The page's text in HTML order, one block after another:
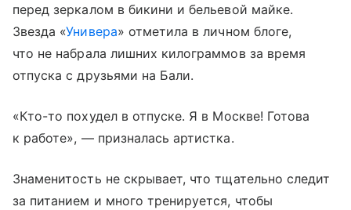
перед зеркалом в бикини и бельевой майке.
Звезда «Универа» отметила в личном блоге,
что не набрала лишних килограммов за время
отпуска с друзьями на Бали.
«Кто-то похудел в отпуске. Я в Москве! Готова
к работе», — призналась артистка.
Знаменитость не скрывает, что тщательно следит
за питанием и много тренируется, чтобы